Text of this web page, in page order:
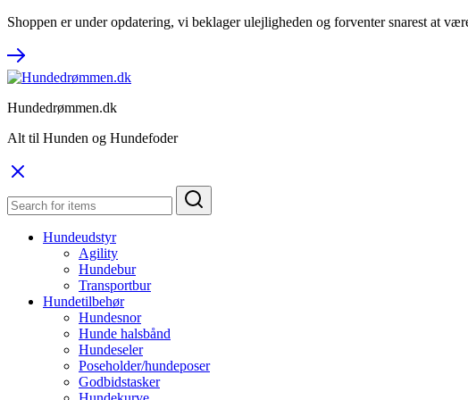
Shoppen er under opdatering, vi beklager ulejligheden og forventer snarest at
Hundedrømmen.dk
Alt til Hunden og Hundefoder
Hundeudstyr
Agility
Hundebur
Transportbur
Hundetilbehør
Hundesnor
Hunde halsbånd
Hundeseler
Poseholder/hundeposer
Godbidstasker